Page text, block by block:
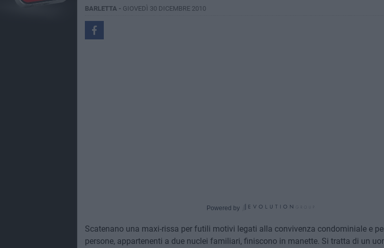
BARLETTA - GIOVEDÌ 30 DICEMBRE 2010
Powered by
Scatenano una maxi-rissa per futili motivi legati alla convivenza condominiale e
persone, appartenenti a due nuclei familiari, finiscono in manette. Si tratta di un